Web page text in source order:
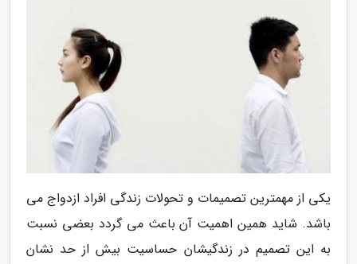
یکی از مهمترین تصمیمات و تحولات زندگی افراد ازدواج می
باشد. شاید همین اهمیت آن باعث می گردد بعضی نسبت
به این تصمیم در زندگیشان حساسیت بیش از حد نشان